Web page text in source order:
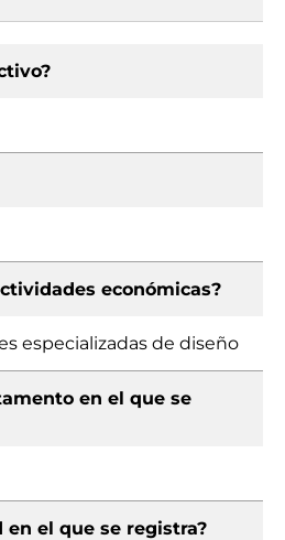
económicas?
especializadas de diseño
en el que se
en el que se registra?